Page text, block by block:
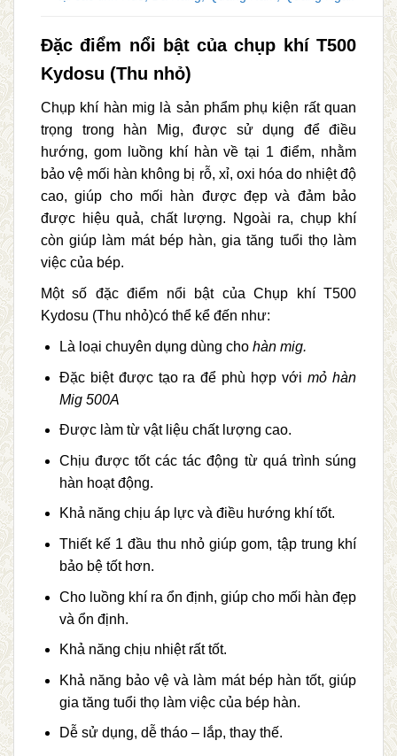
Đặc điểm nổi bật của chụp khí T500
Kydosu (Thu nhỏ)
Chụp khí hàn mig là sản phẩm phụ kiện rất quan
trọng trong hàn Mig, được sử dụng để điều
hướng, gom luồng khí hàn về tại 1 điểm, nhằm
bảo vệ mối hàn không bị rỗ, xỉ, oxi hóa do nhiệt độ
cao, giúp cho mối hàn được đẹp và đảm bảo
được hiệu quả, chất lượng. Ngoài ra, chụp khí
còn giúp làm mát bép hàn, gia tăng tuổi thọ làm
việc của bép.
Một số đặc điểm nổi bật của Chụp khí T500
Kydosu (Thu nhỏ)có thể kể đến như:
Là loại chuyên dụng dùng cho hàn mig.
Đặc biệt được tạo ra để phù hợp vớimỏ hàn
Mig 500A
Được làm từ vật liệu chất lượng cao.
Chịu được tốt các tác động từ quá trình súng
hàn hoạt động.
Khả năng chịu áp lực và điều hướng khí tốt.
Thiết kế 1 đầu thu nhỏ giúp gom, tập trung khí
bảo bệ tốt hơn.
Cho luồng khí ra ổn định, giúp cho mối hàn đẹp
và ổn định.
Khả năng chịu nhiệt rất tốt.
Khả năng bảo vệ và làm mát bép hàn tốt, giúp
gia tăng tuổi thọ làm việc của bép hàn.
Dễ sử dụng, dễ tháo – lắp, thay thế.